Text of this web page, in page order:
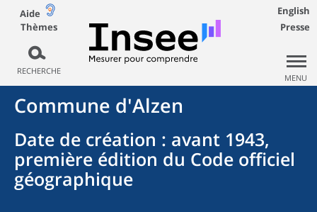
Aide
Thèmes
RECHERCHE
English
Presse
MENU
Commune d'Alzen
Date de création : avant 1943,
première édition du Code officiel
géographique